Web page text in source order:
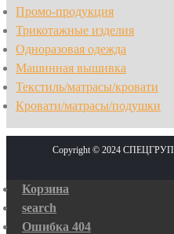
Промо-продукция
Трикотажные изделия
Одноразовая одежда
Машинная вышивка
Текстиль/матрасы/кровати
Кровати/матрасы/подушки
Copyright © 2024
Корзина
search
Ошибка 404